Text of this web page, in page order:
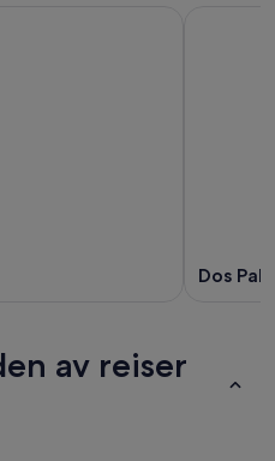
Dos
av reiser